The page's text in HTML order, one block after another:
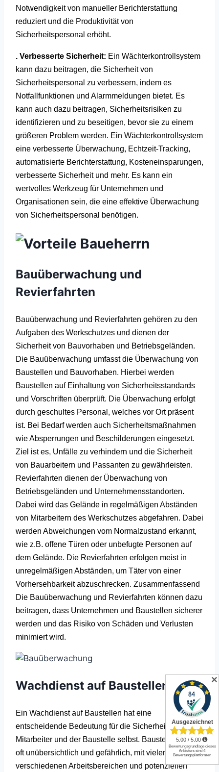
Notwendigkeit von manueller Berichterstattung
reduziert und die Produktivität von
Sicherheitspersonal erhöht.
. Verbesserte Sicherheit: Ein Wächterkontrollsystem
kann dazu beitragen, die Sicherheit von
Sicherheitspersonal zu verbessern, indem es
Notfallfunktionen und Alarmmeldungen bietet. Es
kann auch dazu beitragen, Sicherheitsrisiken zu
identifizieren und zu beseitigen, bevor sie zu einem
größeren Problem werden. Ein Wächterkontrollsystem
eine verbesserte Überwachung, Echtzeit-Tracking,
automatisierte Berichterstattung, Kosteneinsparungen,
verbesserte Sicherheit und mehr. Es kann ein
wertvolles Werkzeug für Unternehmen und
Organisationen sein, die eine effektive Überwachung
von Sicherheitspersonal benötigen.
Bauüberwachung und
Revierfahrten
Bauüberwachung und Revierfahrten gehören zu den
Aufgaben des Werkschutzes und dienen der
Sicherheit von Bauvorhaben und Betriebsgeländen.
Die Bauüberwachung umfasst die Überwachung von
Baustellen und Bauvorhaben. Hierbei werden
Baustellen auf Einhaltung von Sicherheitsstandards
und Vorschriften überprüft. Die Überwachung erfolgt
durch geschultes Personal, welches vor Ort präsent
ist. Bei Bedarf werden auch Sicherheitsmaßnahmen
wie Absperrungen und Beschilderungen eingesetzt.
Ziel ist es, Unfälle zu verhindern und die Sicherheit
von Bauarbeitern und Passanten zu gewährleisten.
Revierfahrten dienen der Überwachung von
Betriebsgeländen und Unternehmensstandorten.
Dabei wird das Gelände in regelmäßigen Abständen
von Mitarbeitern des Werkschutzes abgefahren. Dabei
werden Abweichungen vom Normalzustand erkannt,
wie z.B. offene Türen oder unbefugte Personen auf
dem Gelände. Die Revierfahrten erfolgen meist in
unregelmäßigen Abständen, um Täter von einer
Vorhersehbarkeit abzuschrecken. Zusammenfassend
Die Bauüberwachung und Revierfahrten können dazu
beitragen, dass Unternehmen und Baustellen sicherer
werden und das Risiko von Schäden und Verlusten
minimiert wird.
Wachdienst auf Baustellen
Ein Wachdienst auf Baustellen hat eine
entscheidende Bedeutung für die Sicherheit der
Mitarbeiter und der Baustelle selbst. Baustellen sind
oft unübersichtlich und gefährlich, mit vielen
verschiedenen Arbeitsbereichen und potenziellen
✕